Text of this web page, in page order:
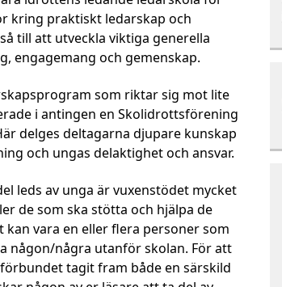
kring praktiskt ledarskap och
till att utveckla viktiga generella
engagemang och gemenskap.
som riktar sig mot lite
i antingen en Skolidrottsförening
delges deltagarna djupare kunskap
och ungas delaktighet och ansvar.
leds av unga är vuxenstödet mycket
de som ska stötta och hjälpa de
vara en eller flera personer som
någon/några utanför skolan. För att
tagit fram både en särskild